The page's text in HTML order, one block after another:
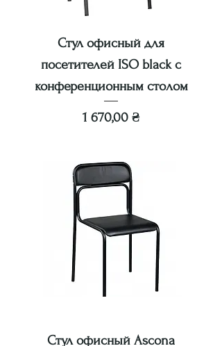
Стул офисный для
посетителей ISO black с
конференционным столом
Цена
1 670,00 ₴
Стул офисный Ascona